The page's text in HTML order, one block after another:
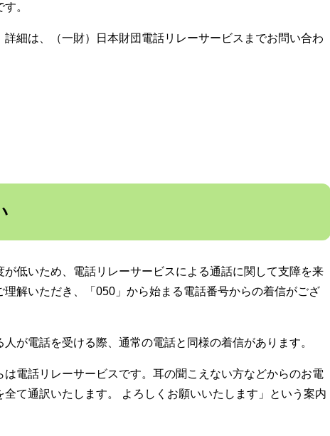
。
細は、（一財）日本財団電話リレーサービスまでお問い合わ
低いため、電話リレーサービスによる通話に関して支障を来
解いただき、「050」から始まる電話番号からの着信がござ
が電話を受ける際、通常の電話と同様の着信があります。
電話リレーサービスです。耳の聞こえない方などからのお電
て通訳いたします。 よろしくお願いいたします」という案内